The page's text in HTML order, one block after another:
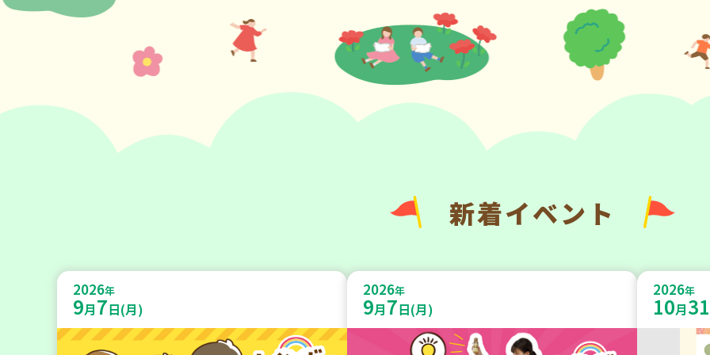
新着イベント
2026年
9月7日(月)
2026年
9月7日(月)
2026年
10月31